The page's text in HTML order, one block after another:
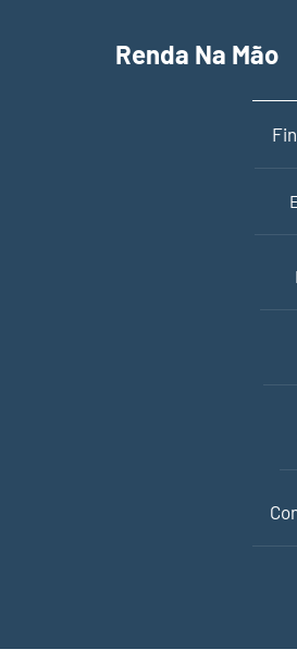
Renda Na Mão
Contabilidade,